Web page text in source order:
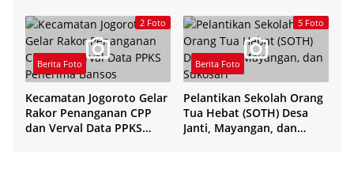
2 Foto
Berita Foto
Kecamatan Jogoroto Gelar
Rakor Penanganan CPP
dan Verval Data PPKS
5 Foto
Berita Foto
Pelantikan Sekolah Orang
Tua Hebat (SOTH) Desa
Janti, Mayangan, dan